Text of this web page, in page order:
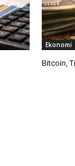
Ekonomi
Bitcoin,